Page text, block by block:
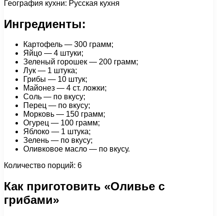
География кухни: Русская кухня
Ингредиенты:
Картофель — 300 грамм;
Яйцо — 4 штуки;
Зеленый горошек — 200 грамм;
Лук — 1 штука;
Грибы — 10 штук;
Майонез — 4 ст. ложки;
Соль — по вкусу;
Перец — по вкусу;
Морковь — 150 грамм;
Огурец — 100 грамм;
Яблоко — 1 штука;
Зелень — по вкусу;
Оливковое масло — по вкусу.
Количество порций: 6
Как приготовить «Оливье с
грибами»